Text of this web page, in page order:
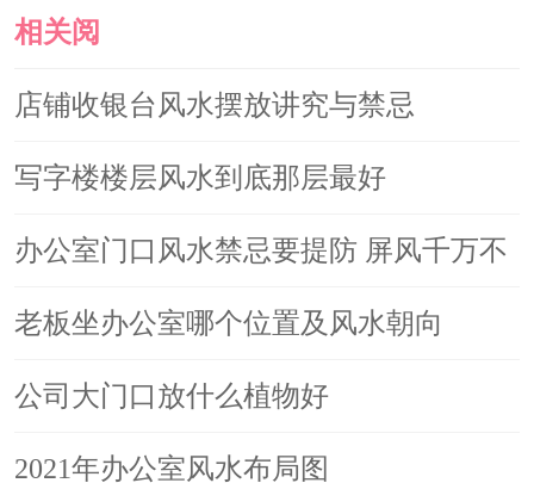
八字的五行喜忌而确定的，其至少不能
如，宅主八字五行忌水，则不宜使用蓝
色为主调。因为所忌讳的颜色即宅主命
阵，其后果可想而知。
室风水中比较明显的形煞有穿心煞、尖
角煞、横梁压顶等。而这些形煞切忌直
相关阅
读
店铺收银台风水摆放讲究与禁忌
写字楼楼层风水到底那层最好
办公室门口风水禁忌要提防 屏风千万不
能随便放
老板坐办公室哪个位置及风水朝向
公司大门口放什么植物好
2021年办公室风水布局图